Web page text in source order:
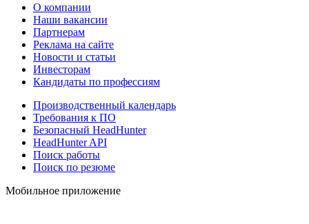
О компании
Наши вакансии
Партнерам
Реклама на сайте
Новости и статьи
Инвесторам
Кандидаты по профессиям
Производственный календарь
Требования к ПО
Безопасный HeadHunter
HeadHunter API
Поиск работы
Поиск по резюме
Мобильное приложение